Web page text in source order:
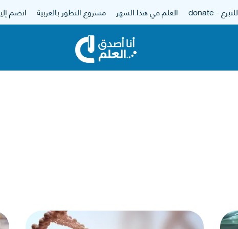
للتبرع - donate العلم في هذا الشهر مشروع التطور بالعربية انضم